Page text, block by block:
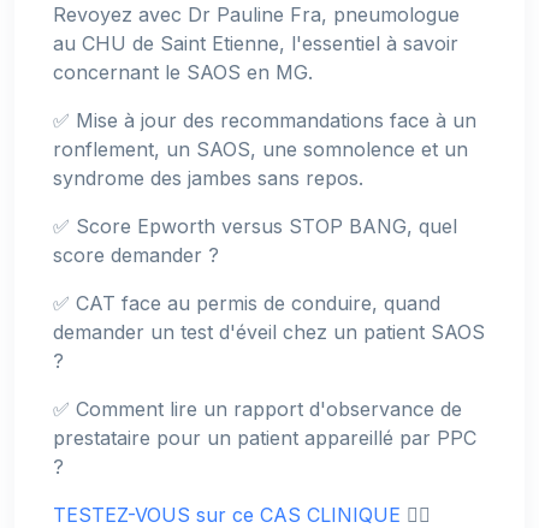
Revoyez avec Dr Pauline Fra, pneumologue
au CHU de Saint Etienne, l'essentiel à savoir
concernant le SAOS en MG.
✅ Mise à jour des recommandations face à un
ronflement, un SAOS, une somnolence et un
syndrome des jambes sans repos.
✅ Score Epworth versus STOP BANG, quel
score demander ?
✅ CAT face au permis de conduire, quand
demander un test d'éveil chez un patient SAOS
?
✅ Comment lire un rapport d'observance de
prestataire pour un patient appareillé par PPC
?
TESTEZ-VOUS sur ce CAS CLINIQUE 👉🏻